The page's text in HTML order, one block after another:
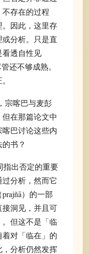
存在的过程
因此，这里存
分析。只是直
透自性见
还不够成熟。
宗喀巴与麦彭
在那篇论文中
巴讨论这些内
书？
指出否定的重要
分析，然而它
）的一部
洞见，并且可
但这不是「临
对「临在」的
分析仍然发挥